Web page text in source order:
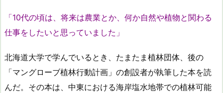
「10代の頃は、将来は農業とか、何か自然や植物と関わる
仕事をしたいと思っていました」
北海道大学で学んでいるとき、たまたま植林団体、後の
「マングローブ植林行動計画」の創設者が執筆した本を読
んだ。その本は、中東における海岸塩水地帯での植林可能